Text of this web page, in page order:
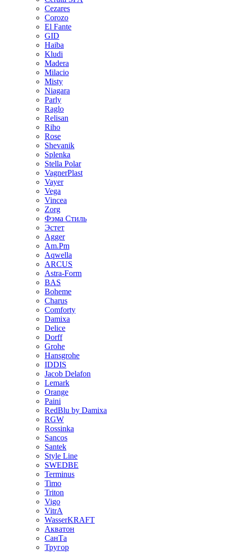
Cezares
Corozo
El Fante
GID
Haiba
Kludi
Madera
Milacio
Misty
Niagara
Parly
Raglo
Relisan
Riho
Rose
Shevanik
Splenka
Stella Polar
VagnerPlast
Vayer
Vega
Vincea
Zorg
Фэма Стиль
Эстет
Agger
Am.Pm
Aqwella
ARCUS
Astra-Form
BAS
Boheme
Charus
Comforty
Damixa
Delice
Dorff
Grohe
Hansgrohe
IDDIS
Jacob Delafon
Lemark
Orange
Paini
RedBlu by Damixa
RGW
Rossinka
Sancos
Santek
Style Line
SWEDBE
Terminus
Timo
Triton
Vigo
VitrA
WasserKRAFT
Акватон
СанТа
Тругор